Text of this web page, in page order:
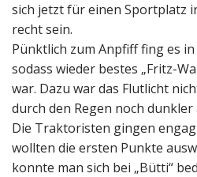
sich jetzt für einen Sportplatz
recht sein.
Pünktlich zum Anpfiff fing es
sodass wieder bestes „Fritz-
war. Dazu war das Flutlicht
durch den Regen noch
Die Traktoristen gingen
wollten die ersten Punkte
konnte man sich bei „Bütti“